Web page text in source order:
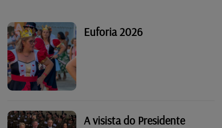
Euforia 2026
A visista do Presidente